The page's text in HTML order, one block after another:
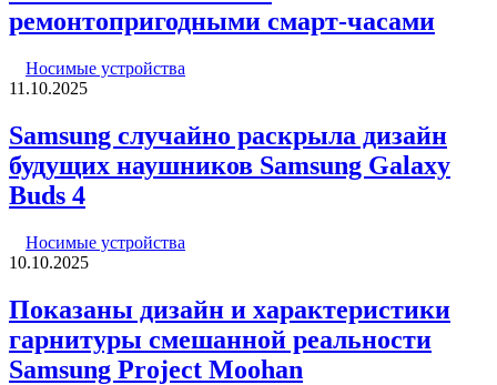
ремонтопригодными смарт-часами
Носимые устройства
11.10.2025
Samsung случайно раскрыла дизайн
будущих наушников Samsung Galaxy
Buds 4
Носимые устройства
10.10.2025
Показаны дизайн и характеристики
гарнитуры смешанной реальности
Samsung Project Moohan